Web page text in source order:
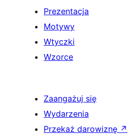
Prezentacja
Motywy
Wtyczki
Wzorce
Zaangażuj się
Wydarzenia
Przekaż darowiznę ↗